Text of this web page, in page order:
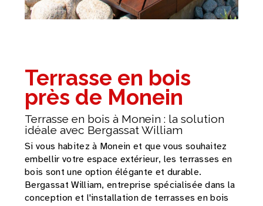
Terrasse en bois
près de Monein
Terrasse en bois à Monein : la solution
idéale avec Bergassat William
Si vous habitez à Monein et que vous souhaitez
embellir votre espace extérieur, les terrasses en
bois sont une option élégante et durable.
Bergassat William, entreprise spécialisée dans la
conception et l'installation de terrasses en bois